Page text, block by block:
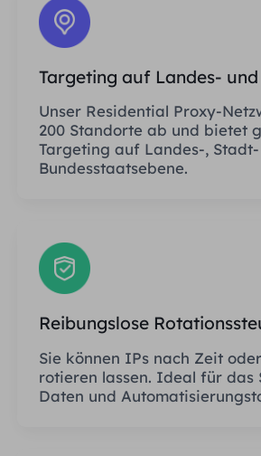
Targeting auf Landes-
Unser Residential Proxy-
200 Standorte ab und bietet
Targeting auf Landes-,
Bundesstaatsebene.
Reibungslose
Sie können IPs nach Zeit
rotieren lassen. Ideal für das
Daten und